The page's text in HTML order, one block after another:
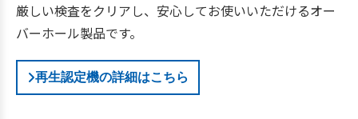
厳しい検査をクリアし、安心してお使いいただけるオー
バーホール製品です。
再生認定機の詳細はこちら